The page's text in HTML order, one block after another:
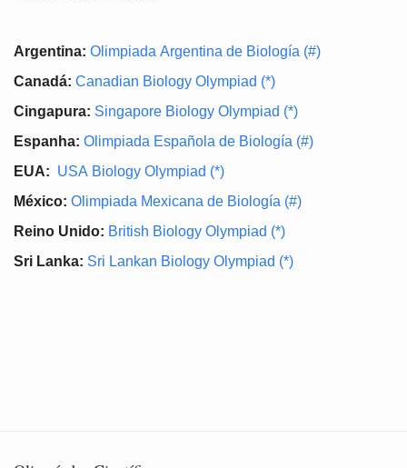
Argentina: Olimpiada Argentina de Biología (#)
Canadá: Canadian Biology Olympiad (*)
Cingapura: Singapore Biology Olympiad (*)
Espanha: Olimpiada Española de Biología (#)
EUA: USA Biology Olympiad (*)
México: Olimpiada Mexicana de Biología (#)
Reino Unido: British Biology Olympiad (*)
Sri Lanka: Sri Lankan Biology Olympiad (*)